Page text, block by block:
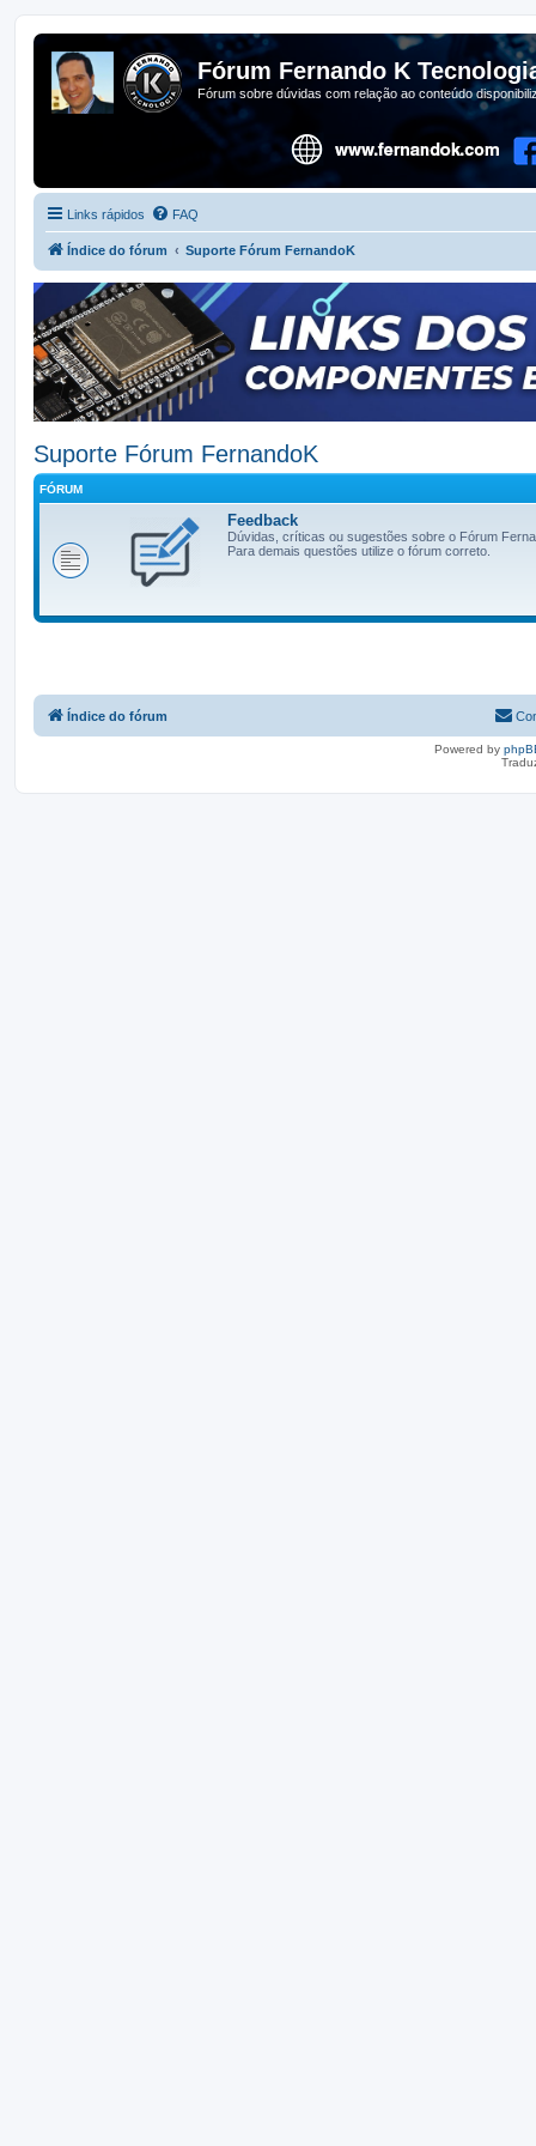
Fórum Fernando K
Fórum sobre dúvidas com relação ao conteúdo
Links rápidos FAQ
Índice do fórum Suporte Fórum FernandoK
Suporte Fórum FernandoK
FÓRUM
Feedback
Dúvidas, críticas ou sugestões sobre o Fórum
Para demais questões utilize o fórum correto.
Índice do fórum
Powered by